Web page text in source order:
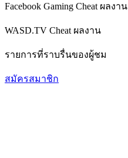
Facebook Gaming Cheat ผลงาน
WASD.TV Cheat ผลงาน
รายการที่ราบรื่นของผู้ชม
สมัครสมาชิก